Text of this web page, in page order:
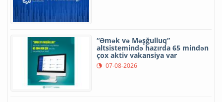
“Əmək və Məşğulluq”
altsistemində hazırda 65 mindən
çox aktiv vakansiya var
07-08-2026